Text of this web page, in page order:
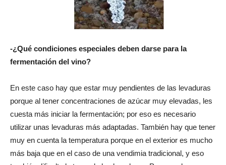
-¿Qué condiciones especiales deben darse para la
fermentación del vino?
En este caso hay que estar muy pendientes de las levaduras
porque al tener concentraciones de azúcar muy elevadas, les
cuesta más iniciar la fermentación; por eso es necesario
utilizar unas levaduras más adaptadas. También hay que tener
muy en cuenta la temperatura porque en el exterior es mucho
más baja que en el caso de una vendimia tradicional, y eso